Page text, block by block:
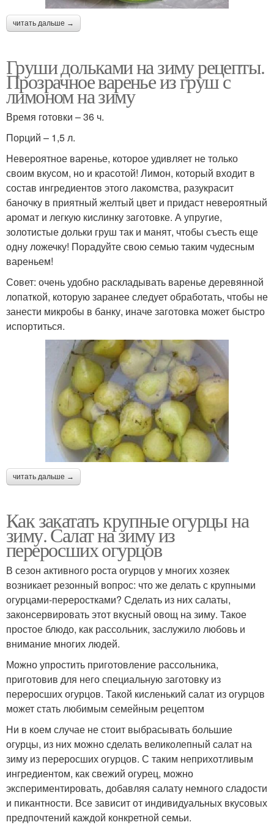
читать дальше →
Груши дольками на зиму рецепты.
Прозрачное варенье из груш с
лимоном на зиму
Время готовки – 36 ч.
Порций – 1,5 л.
Невероятное варенье, которое удивляет не только
своим вкусом, но и красотой! Лимон, который входит в
состав ингредиентов этого лакомства, разукрасит
баночку в приятный желтый цвет и придаст невероятный
аромат и легкую кислинку заготовке. А упругие,
золотистые дольки груш так и манят, чтобы съесть еще
одну ложечку! Порадуйте свою семью таким чудесным
вареньем!
Совет: очень удобно раскладывать варенье деревянной
лопаткой, которую заранее следует обработать, чтобы не
занести микробы в банку, иначе заготовка может быстро
испортиться.
читать дальше →
Как закатать крупные огурцы на
зиму. Салат на зиму из
переросших огурцов
В сезон активного роста огурцов у многих хозяек
возникает резонный вопрос: что же делать с крупными
огурцами-переростками? Сделать из них салаты,
законсервировать этот вкусный овощ на зиму. Такое
простое блюдо, как рассольник, заслужило любовь и
внимание многих людей.
Можно упростить приготовление рассольника,
приготовив для него специальную заготовку из
переросших огурцов. Такой кисленький салат из огурцов
может стать любимым семейным рецептом
Ни в коем случае не стоит выбрасывать большие
огурцы, из них можно сделать великолепный салат на
зиму из переросших огурцов. С таким неприхотливым
ингредиентом, как свежий огурец, можно
экспериментировать, добавляя салату немного сладости
и пикантности. Все зависит от индивидуальных вкусовых
предпочтений каждой конкретной семьи.